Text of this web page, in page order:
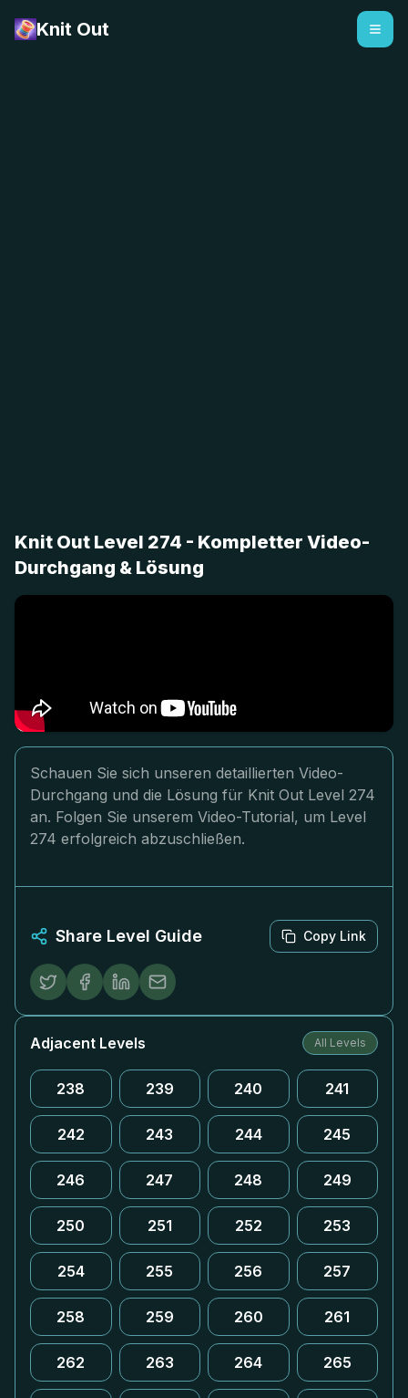
Knit Out
Knit Out Level 274 - Kompletter Video-
Durchgang & Lösung
Schauen Sie sich unseren detaillierten Video-
Durchgang und die Lösung für Knit Out Level 274
an. Folgen Sie unserem Video-Tutorial, um Level
274 erfolgreich abzuschließen.
Share Level Guide Copy Link
Adjacent Levels All Levels
238 239 240 241
242 243 244 245
246 247 248 249
250 251 252 253
254 255 256 257
258 259 260 261
262 263 264 265